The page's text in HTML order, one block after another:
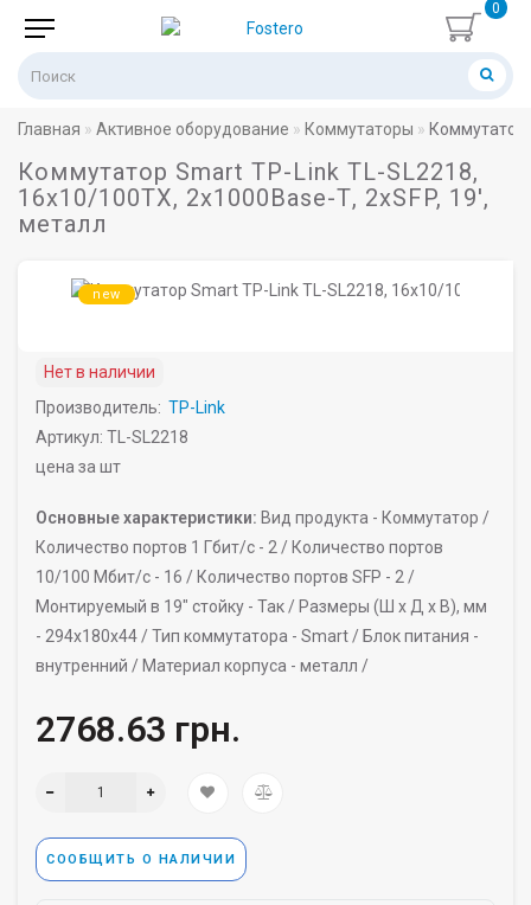
0
Главная Активное оборудование Коммутаторы Коммутатор
Коммутатор Smart TP-Link TL-SL2218,
16х10/100ТХ, 2х1000Base-Т, 2хSFP, 19',
металл
new
Нет в наличии
Производитель: TP-Link
Артикул: TL-SL2218
цена за шт
Основные характеристики: Вид продукта - Коммутатор /
Количество портов 1 Гбит/с - 2 / Количество портов
10/100 Мбит/с - 16 / Количество портов SFP - 2 /
Монтируемый в 19" стойку - Так / Размеры (Ш х Д х В), мм
- 294х180х44 /Тип коммутатора - Smart / Блок питания -
внутренний / Материал корпуса - металл /
2768.63 грн.
СООБЩИТЬ О НАЛИЧИИ